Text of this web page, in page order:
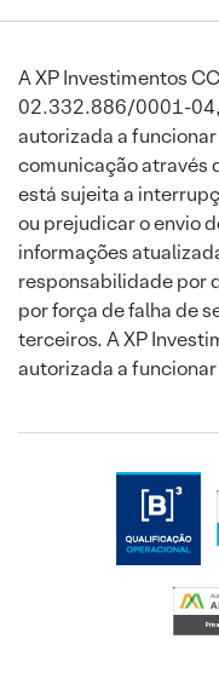
A XP Investimentos
02.332.886/0001-04,
autorizada a
comunicação através
está sujeita a
ou prejudicar o envio
informações
responsabilidade por
por força de falha de
terceiros. A XP
autorizada a